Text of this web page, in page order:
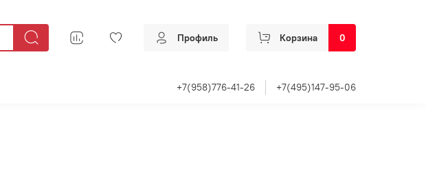
Профиль Корзина 0
+7(958)776-41-26 +7(495)147-95-06